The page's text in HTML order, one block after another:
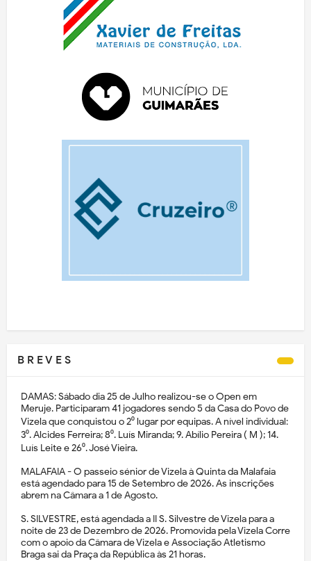
B R E V E S
DAMAS: Sábado dia 25 de Julho realizou-se o Open em
Meruje. Participaram 41 jogadores sendo 5 da Casa do Povo de
Vizela que conquistou o 2⁰ lugar por equipas. A nível individual:
3⁰. Alcides Ferreira; 8⁰. Luís Miranda; 9. Abílio Pereira ( M ); 14.
Luís Leite e 26⁰. José Vieira.
MALAFAIA - O passeio sénior de Vizela à Quinta da Malafaia
está agendado para 15 de Setembro de 2026. As inscrições
abrem na Câmara a 1 de Agosto.
S. SILVESTRE, está agendada a II S. Silvestre de Vizela para a
noite de 23 de Dezembro de 2026. Promovida pela Vizela Corre
com o apoio da Câmara de Vizela e Associação Atletismo
Braga sai da Praça da República às 21 horas.